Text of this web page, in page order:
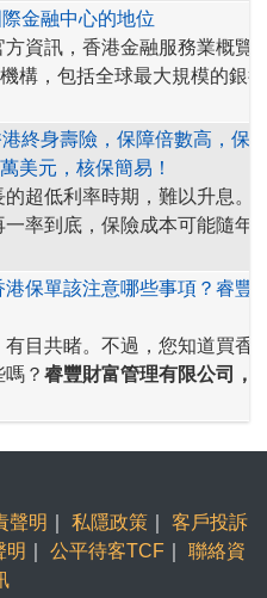
保證利益。保險公司銷售分
一份利益說明文件，列出預期
險公司過往派發非保證利益的
業務除外）指引 (GL16) 」要
，發布分紅實現率，以顯示保
單的分紅產品。
保證利益的總數額，除以其
接近 100% 的比率表示保險
益。如果比率高於 100%，則
明所述的數額，反之亦然。
紅實現率了嗎？ 如想了解更多
網站。
金融中心的地位
資訊，香港金融服務業概覽
構，包括全球最大規模的銀
民幣業務.......數數看，香港
終身壽險，保障倍數高，保
美元，核保簡易！
超低利率時期，難以升息。
率到底，保險成本可能隨年
少，甚至「絕跡」。
把握當下（投保年齡輕／身
news/insurance/
保單該注意哪些事項？睿豐
目共睹。不過，您知道買香
？ 睿豐財富管理有限公司，
是理財工具，種類眾多。買香
。保障為主的危疾（重大疾
品附加設計可滿足各種理財需
自己每年的繳費預算，以及繳
品官方說明書，保單條款。計
聲明 私隱政策
客戶投訴
明 公平待客TCF
聯絡資